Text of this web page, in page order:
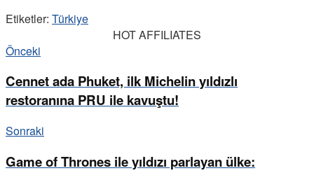
Etiketler: Türkiye
HOT AFFILIATES
Önceki
Cennet ada Phuket, ilk Michelin yıldızlı
restoranına PRU ile kavuştu!
Sonraki
Game of Thrones ile yıldızı parlayan ülke: